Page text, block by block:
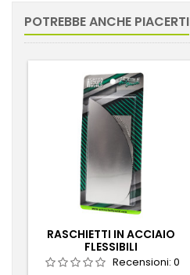
POTREBBE ANCHE PIACERTI
RASCHIETTI IN ACCIAIO
FLESSIBILI
Recensioni: 0